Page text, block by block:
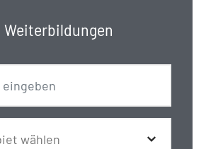
Weiterbildungen